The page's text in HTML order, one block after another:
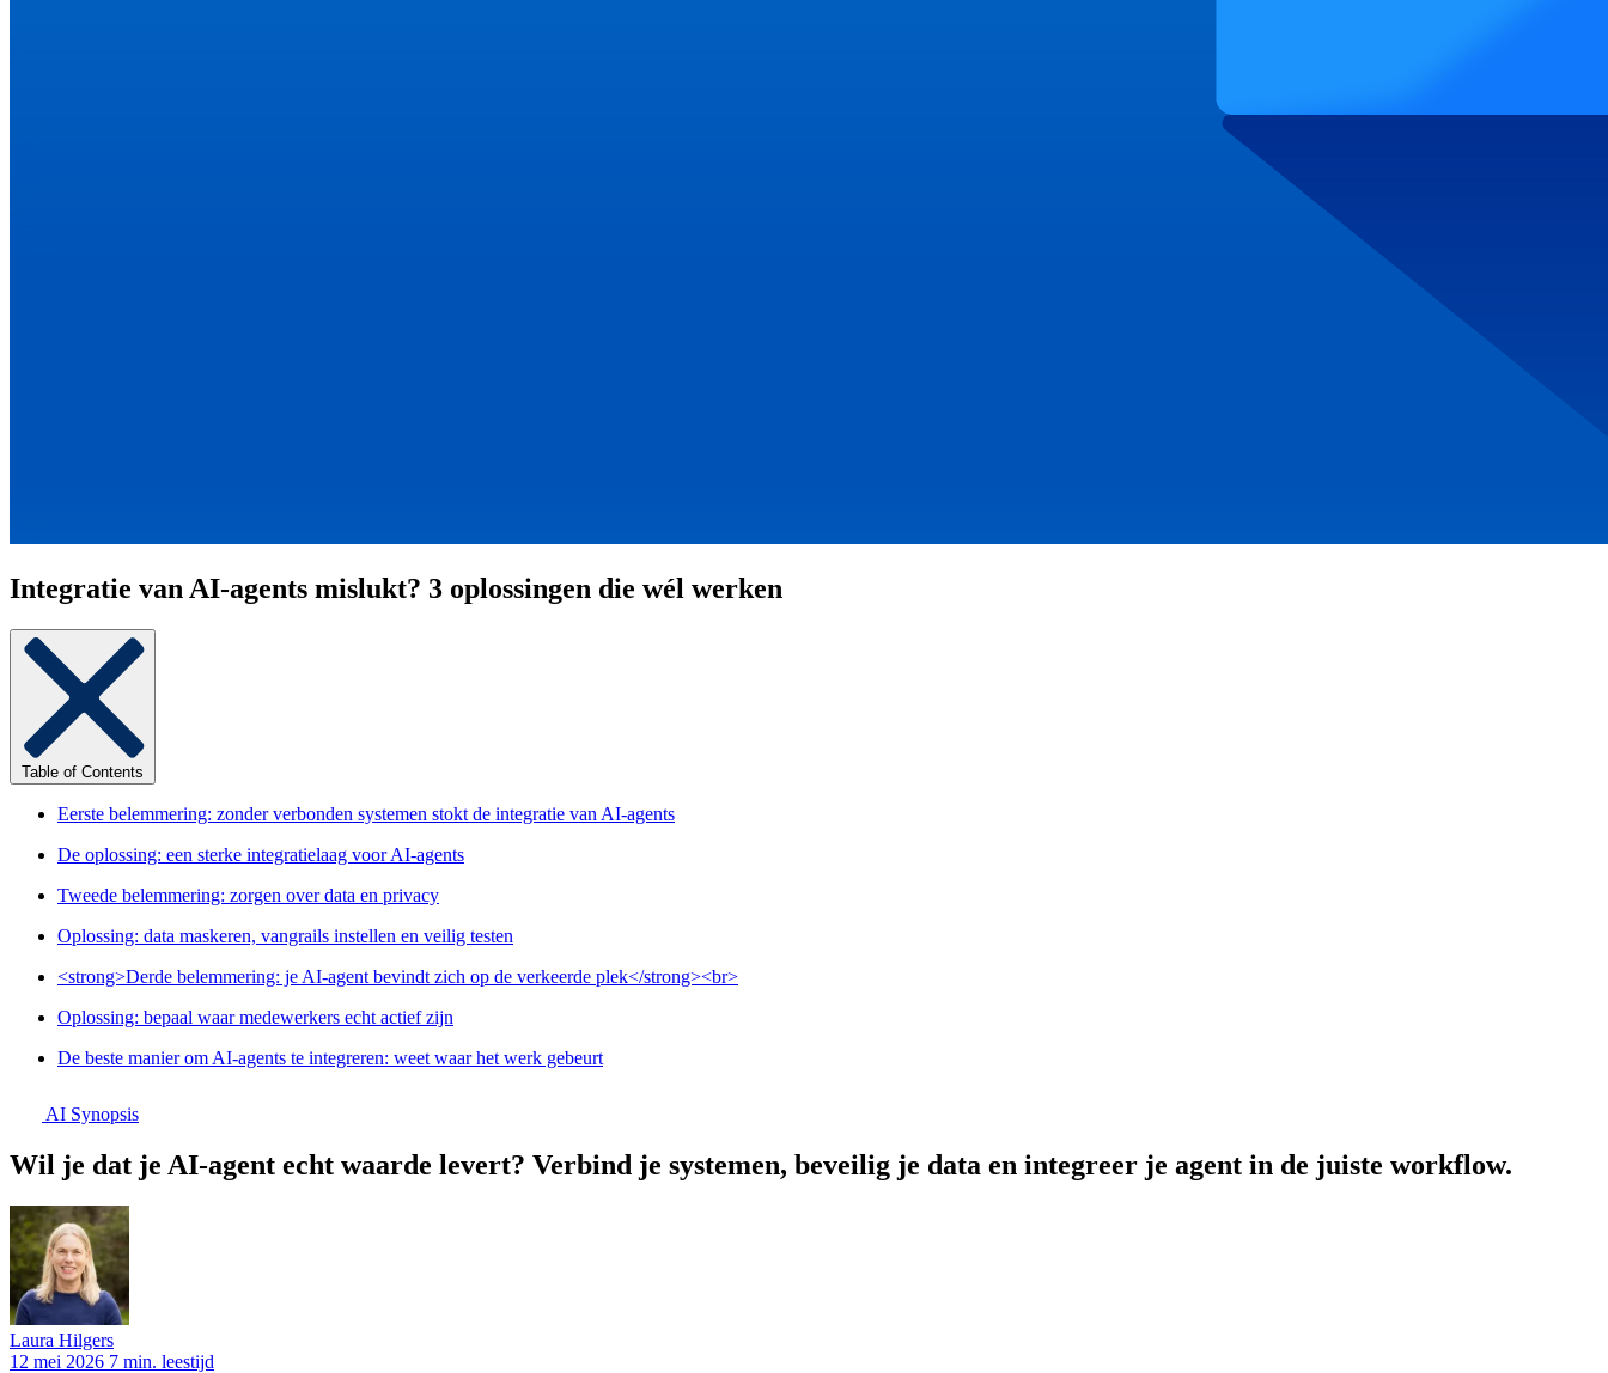
Integratie van AI-agents mislukt? 3 oplossingen die wél werken
Table of Contents
Eerste belemmering: zonder verbonden systemen stokt de integratie van AI-agents
De oplossing: een sterke integratielaag voor AI-agents
Tweede belemmering: zorgen over data en privacy
Oplossing: data maskeren, vangrails instellen en veilig testen
<strong>Derde belemmering: je AI-agent bevindt zich op de verkeerde plek</strong><br>
Oplossing: bepaal waar medewerkers echt actief zijn
De beste manier om AI-agents te integreren: weet waar het werk gebeurt
AI Synopsis
Wil je dat je AI-agent echt waarde levert? Verbind je systemen, beveilig je data en integreer je agent in de juiste workflow.
Laura Hilgers
12 mei 2026 7 min. leestijd